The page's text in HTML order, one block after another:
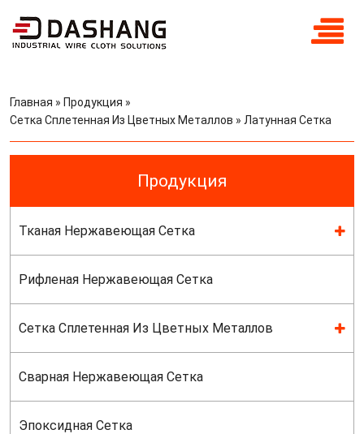
Главная » Продукция »
Сетка Сплетенная Из Цветных Металлов » Латунная Сетка
Продукция
Тканая Нержавеющая Сетка
Рифленая Нержавеющая Сетка
Сетка Сплетенная Из Цветных Металлов
Сварная Нержавеющая Сетка
Эпоксидная Сетка